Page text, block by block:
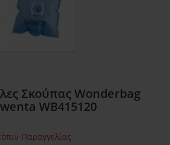
Σκούπας Wonderbag
WB415120
Παραγγελίας